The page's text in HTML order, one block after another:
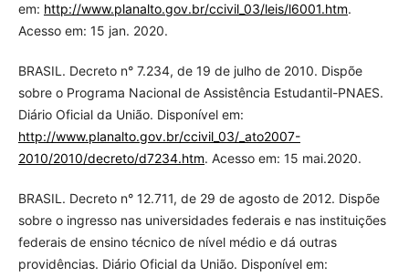
em: http://www.planalto.gov.br/ccivil_03/leis/l6001.htm.
Acesso em: 15 jan. 2020.
BRASIL. Decreto n° 7.234, de 19 de julho de 2010. Dispõe
sobre o Programa Nacional de Assistência Estudantil-PNAES.
Diário Oficial da União. Disponível em:
http://www.planalto.gov.br/ccivil_03/_ato2007-
2010/2010/decreto/d7234.htm. Acesso em: 15 mai.2020.
BRASIL. Decreto n° 12.711, de 29 de agosto de 2012. Dispõe
sobre o ingresso nas universidades federais e nas instituições
federais de ensino técnico de nível médio e dá outras
providências. Diário Oficial da União. Disponível em: